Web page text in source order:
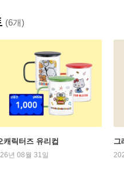
(6개)
릭터즈 유리컵
년 08월 31일
그